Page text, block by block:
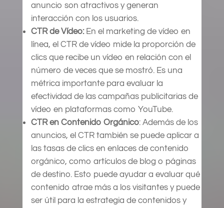
anuncio son atractivos y generan
interacción con los usuarios.
CTR de Vídeo:En el marketing de vídeo en
línea, el CTR de vídeo mide la proporción de
clics que recibe un vídeo en relación con el
número de veces que se mostró. Es una
métrica importante para evaluar la
efectividad de las campañas publicitarias de
vídeo en plataformas como YouTube.
CTR en Contenido Orgánico: Además de los
anuncios, el CTR también se puede aplicar a
las tasas de clics en enlaces de contenido
orgánico, como artículos de blog o páginas
de destino. Esto puede ayudar a evaluar qué
contenido atrae más a los visitantes y puede
ser útil para la estrategia de contenidos y